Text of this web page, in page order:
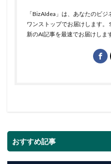
「BizAIdea」は、あなたのビ
ワンストップでお届けします。
新のAI記事を最速でお届けしま
おすすめ記事